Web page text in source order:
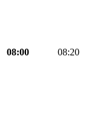
08:00 08:20